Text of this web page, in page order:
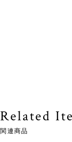
Related
関連商品